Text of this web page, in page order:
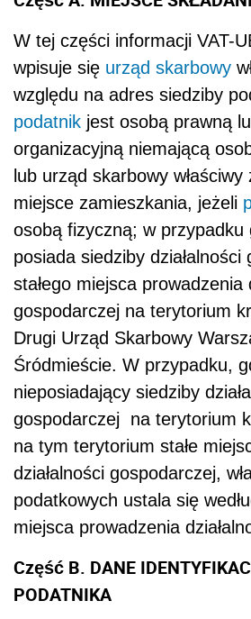
W tej części informacji VAT-
wpisuje się urząd skarbowy
względu na adres siedziby
podatnik jest osobą prawną
organizacyjną niemającą
lub urząd skarbowy
miejsce zamieszkania, jeżeli
osobą fizyczną; w przypadku
posiada siedziby
stałego miejsca prowadzenia
gospodarczej na terytorium
Drugi Urząd Skarbowy
Śródmieście. W przypadku,
nieposiadający siedziby
gospodarczej na terytorium
na tym terytorium stałe
działalności gospodarczej,
podatkowych ustala się
miejsca prowadzenia
Część B. DANE
PODATNIKA